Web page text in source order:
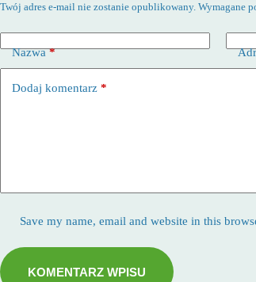
Twój adres e-mail nie zostanie opublikowany. Wymagane
Nazwa*
Dodaj komentarz *
Save my name, email and website in this
KOMENTARZ WPISU